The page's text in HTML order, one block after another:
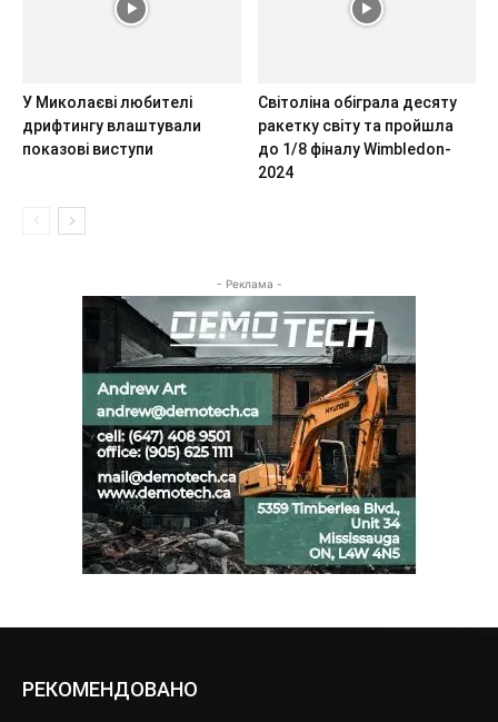
У Миколаєві любителі
дрифтингу влаштували
показові виступи
Світоліна обіграла десяту
ракетку світу та пройшла
до 1/8 фіналу Wimbledon-
2024
- Реклама -
РЕКОМЕНДОВАНО